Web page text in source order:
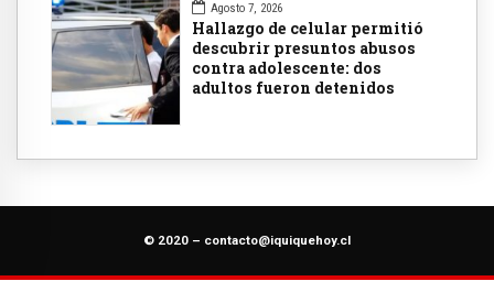
Agosto 7, 2026
Hallazgo de celular permitió
descubrir presuntos abusos
contra adolescente: dos
adultos fueron detenidos
© 2020 – contacto@iquiquehoy.cl